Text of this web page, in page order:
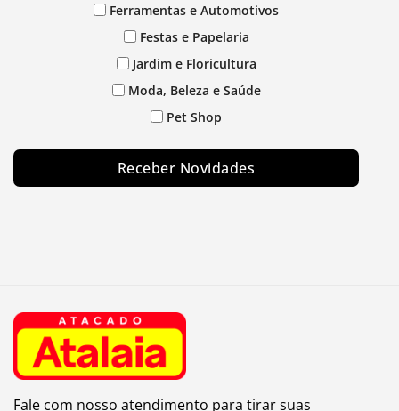
Ferramentas e Automotivos
Festas e Papelaria
Jardim e Floricultura
Moda, Beleza e Saúde
Pet Shop
Receber Novidades
Fale com nosso atendimento para tirar suas